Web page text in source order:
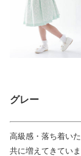
グレー
高級感・落ち着い
共に増えてきてい